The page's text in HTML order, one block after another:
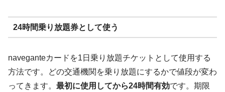
24時間乗り放題券として使う
naveganteカードを1日乗り放題チケットとして使用する
方法です。どの交通機関を乗り放題にするかで値段が変わ
ってきます。 最初に使用してから24時間有効です。期限